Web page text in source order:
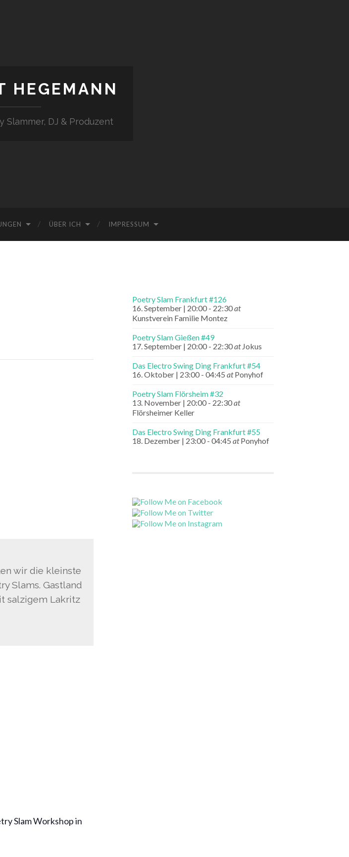
HEGEMANN
Slammer, DJ & Produzent
ÜBER ICH IMPRESSUM
wir die kleinste
Slams. Gastland
salzigem Lakritz
Slam Workshop in
Poetry Slam Frankfurt #126
16. September | 20:00 - 22:30at
Kunstverein Familie Montez
Poetry Slam Gießen #49
17. September | 20:00 - 22:30at Jokus
Das Electro Swing Ding Frankfurt #54
16. Oktober | 23:00 - 04:45 atPonyhof
Poetry Slam Flörsheim #32
13. November | 20:00 - 22:30at
Flörsheimer Keller
Das Electro Swing Ding Frankfurt #55
18. Dezember | 23:00 - 04:45 atPonyhof